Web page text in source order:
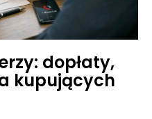
dopłaty,
kupujących